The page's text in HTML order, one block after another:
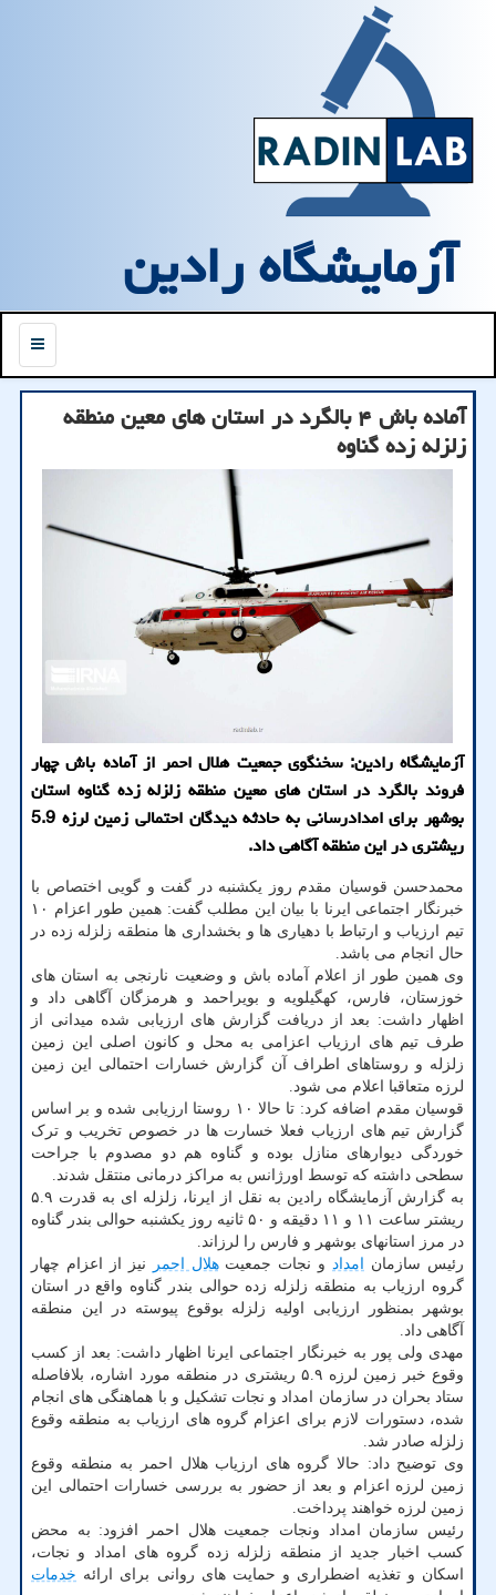
آزمایشگاه رادین
منو
آماده باش ۴ بالگرد در استان های معین منطقه
زلزله زده گناوه
آزمایشگاه رادین: سخنگوی جمعیت هلال احمر از آماده باش چهار
فروند بالگرد در استان های معین منطقه زلزله زده گناوه استان
بوشهر برای امدادرسانی به حادثه دیدگان احتمالی زمین لرزه 5.9
ریشتری در این منطقه آگاهی داد.
محمدحسن قوسیان مقدم روز یکشنبه در گفت و گویی اختصاص با
خبرنگار اجتماعی ایرنا با بیان این مطلب گفت: همین طور اعزام ۱۰
تیم ارزیاب و ارتباط با دهیاری ها و بخشداری ها منطقه زلزله زده در
حال انجام می باشد.
وی همین طور از اعلام آماده باش و وضعیت نارنجی به استان های
خوزستان، فارس، کهگیلویه و بویراحمد و هرمزگان آگاهی داد و
اظهار داشت: بعد از دریافت گزارش های ارزیابی شده میدانی از
طرف تیم های ارزیاب اعزامی به محل و کانون اصلی این زمین
زلزله و روستاهای اطراف آن گزارش خسارات احتمالی این زمین
لرزه متعاقبا اعلام می شود.
قوسیان مقدم اضافه کرد: تا حالا ۱۰ روستا ارزیابی شده و بر اساس
گزارش تیم های ارزیاب فعلا خسارت ها در خصوص تخریب و ترک
خوردگی دیوارهای منازل بوده و گناوه هم دو مصدوم با جراحت
سطحی داشته که توسط اورژانس به مراکز درمانی منتقل شدند.
به گزارش آزمایشگاه رادین به نقل از ایرنا، زلزله ای به قدرت ۵.۹
ریشتر ساعت ۱۱ و ۱۱ دقیقه و ۵۰ ثانیه روز یکشنبه حوالی بندر گناوه
در مرز استانهای بوشهر و فارس را لرزاند.
رئیس سازمان
امدادو نجات جمعیتهلال احمر
نیز از اعزام چهار
گروه ارزیاب به منطقه زلزله زده حوالی بندر گناوه واقع در استان
بوشهر بمنظور ارزیابی اولیه زلزله بوقوع پیوسته در این منطقه
آگاهی داد.
مهدی ولی پور به خبرنگار اجتماعی ایرنا اظهار داشت: بعد از کسب
وقوع خبر زمین لرزه ۵.۹ ریشتری در منطقه مورد اشاره، بلافاصله
ستاد بحران در سازمان امداد و نجات تشکیل و با هماهنگی های انجام
شده، دستورات لازم برای اعزام گروه های ارزیاب به منطقه وقوع
زلزله صادر شد.
وی توضیح داد: حالا گروه های ارزیاب هلال احمر به منطقه وقوع
زمین لرزه اعزام و بعد از حضور به بررسی خسارات احتمالی این
زمین لرزه خواهند پرداخت.
رئیس سازمان امداد ونجات جمعیت هلال احمر افزود: به محض
کسب اخبار جدید از منطقه زلزله زده گروه های امداد و نجات،
اسکان و تغذیه اضطراری و حمایت های روانی برای ارائه خدمات